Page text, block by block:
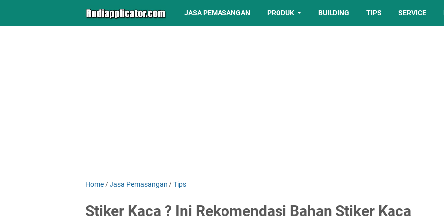
JASA PEMASANGAN PRODUK BUILDING TIPS SERVICE
Home /Jasa Pemasangan /Tips
Stiker Kaca ? Ini Rekomendasi Bahan Stiker Kaca